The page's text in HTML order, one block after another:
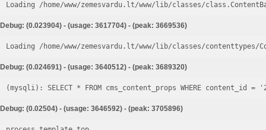
Loading /home/www/zemesvardu.lt/www/lib/classes/
Debug: (0.023904) - (usage: 3617704) - (peak: 3669536)
Loading /home/www/zemesvardu.lt/www/lib/classes/
Debug: (0.024691) - (usage: 3640512) - (peak: 3689320)
Debug: (0.02504) - (usage: 3646592) - (peak: 3705896)